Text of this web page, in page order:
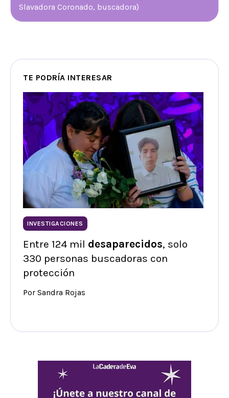
Slavadora Coronado, buscadora)
TE PODRÍA INTERESAR
INVESTIGACIONES
Entre 124 mil desaparecidos, solo
330 personas buscadoras con
protección
Por Sandra Rojas